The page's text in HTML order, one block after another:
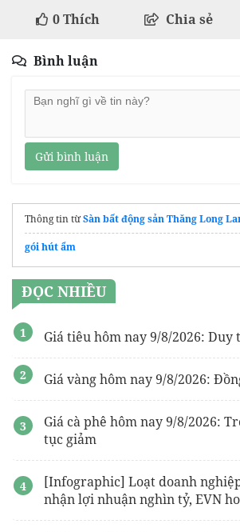
0Thích Chia sẻ
Bình luận
Gửi bình luận
Thông tin từSàn bất động sản Thăng Long
gói hút ẩm
ĐỌC NHIỀU
Giá tiêu hôm nay 9/8/2026:
Giá vàng hôm nay 9/8/2026:
Giá cà phê hôm nay 9/8/2026:
tục giảm
[Infographic] Loạt doanh
nhận lợi nhuận nghìn tỷ, EVN